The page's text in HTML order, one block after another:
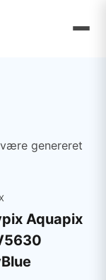
genereret
Aquapix